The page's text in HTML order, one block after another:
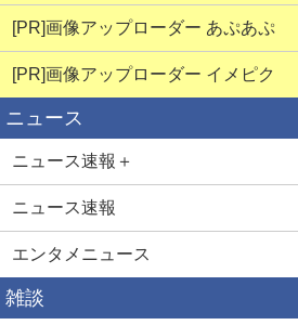
[PR]画像アップローダー あぷあぷ
[PR]画像アップローダー イメピク
ニュース
ニュース速報＋
ニュース速報
エンタメニュース
雑談